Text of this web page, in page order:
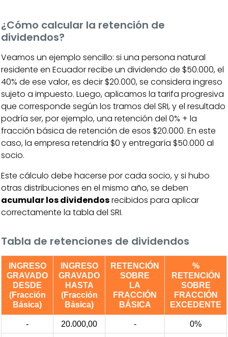
¿Cómo calcular la retención de
dividendos?
Veamos un ejemplo sencillo: si una persona natural
residente en Ecuador recibe un dividendo de $50.000, el
40% de ese valor, es decir $20.000, se considera ingreso
sujeto a impuesto. Luego, aplicamos la tarifa progresiva
que corresponde según los tramos del SRI, y el resultado
podría ser, por ejemplo, una retención del 0% + la
fracción básica de retención de esos $20.000. En este
caso, la empresa retendría $0 y entregaría $50.000 al
socio.
Este cálculo debe hacerse por cada socio, y si hubo
otras distribuciones en el mismo año, se deben
acumular los dividendosrecibidos para aplicar
correctamente la tabla del SRI.
Tabla de retenciones de dividendos
INGRESO
GRAVADO
DESDE
(Fracción
Básica)
INGRESO
GRAVADO
HASTA
(Fracción
Básica)
RETENCIÓN
SOBRE
LA
FRACCIÓN
BÁSICA
%
RETENCIÓN
SOBRE
FRACCIÓN
EXCEDENTE
- 20.000,00 - 0%